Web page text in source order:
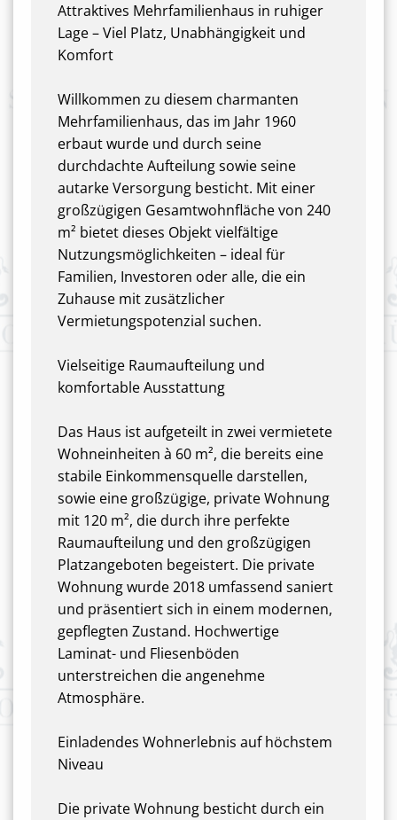
Attraktives Mehrfamilienhaus in ruhiger
Lage – Viel Platz, Unabhängigkeit und
Komfort
Willkommen zu diesem charmanten
Mehrfamilienhaus, das im Jahr 1960
erbaut wurde und durch seine
durchdachte Aufteilung sowie seine
autarke Versorgung besticht. Mit einer
großzügigen Gesamtwohnfläche von 240
m² bietet dieses Objekt vielfältige
Nutzungsmöglichkeiten – ideal für
Familien, Investoren oder alle, die ein
Zuhause mit zusätzlicher
Vermietungspotenzial suchen.
Vielseitige Raumaufteilung und
komfortable Ausstattung
Das Haus ist aufgeteilt in zwei vermietete
Wohneinheiten à 60 m², die bereits eine
stabile Einkommensquelle darstellen,
sowie eine großzügige, private Wohnung
mit 120 m², die durch ihre perfekte
Raumaufteilung und den großzügigen
Platzangeboten begeistert. Die private
Wohnung wurde 2018 umfassend saniert
und präsentiert sich in einem modernen,
gepflegten Zustand. Hochwertige
Laminat- und Fliesenböden
unterstreichen die angenehme
Atmosphäre.
Einladendes Wohnerlebnis auf höchstem
Niveau
Die private Wohnung besticht durch ein